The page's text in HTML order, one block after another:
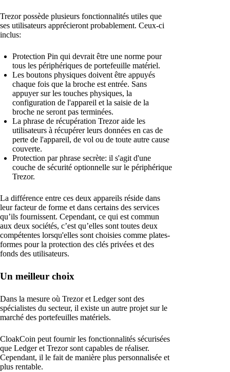
Trezor possède plusieurs fonctionnalités utiles que
ses utilisateurs apprécieront probablement. Ceux-ci
inclus:
Protection Pin qui devrait être une norme pour
tous les périphériques de portefeuille matériel.
Les boutons physiques doivent être appuyés
chaque fois que la broche est entrée. Sans
appuyer sur les touches physiques, la
configuration de l'appareil et la saisie de la
broche ne seront pas terminées.
La phrase de récupération Trezor aide les
utilisateurs à récupérer leurs données en cas de
perte de l'appareil, de vol ou de toute autre cause
couverte.
Protection par phrase secrète: il s'agit d'une
couche de sécurité optionnelle sur le périphérique
Trezor.
La différence entre ces deux appareils réside dans
leur facteur de forme et dans certains des services
qu’ils fournissent. Cependant, ce qui est commun
aux deux sociétés, c’est qu’elles sont toutes deux
compétentes lorsqu'elles sont choisies comme plates-
formes pour la protection des clés privées et des
fonds des utilisateurs.
Un meilleur choix
Dans la mesure où Trezor et Ledger sont des
spécialistes du secteur, il existe un autre projet sur le
marché des portefeuilles matériels.
CloakCoin peut fournir les fonctionnalités sécurisées
que Ledger et Trezor sont capables de réaliser.
Cependant, il le fait de manière plus personnalisée et
plus rentable.